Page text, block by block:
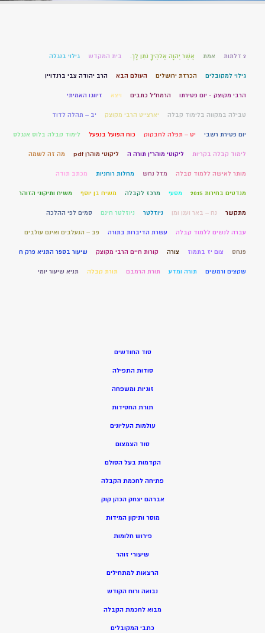
2 דלתות אמת אֲשֶׁר יְהוָה אֱלֹהֶיךָ נֹתֵן לָךְ. בית המקדש גילוי בנגלה
גילוי למקובלים הכרזת ירושלים העולם הבא הרב יהודה צבי ברנדויין
הרבי מקוצק - יום פטירתו הרמח"ל כתבים ויצא זיווגו האמיתי
טבילה במקווה בלימוד קבלה יארצייט הרבי מקוצק יב – תהלה לדוד
יום פטירת רשבי יט – תפלה לחבקוק כוח הפועל בנפעל לימוד קבלה בלוס אנגלס
לימוד קבלה בקריות ליקוטי מוהר"ן תורה ה ליקוטי מוהרן pdf מה זה לשמה
מותר לאישה ללמוד קבלה מזל נחש מחלות רוחניות מכתב תודה
מנדטים בחירות 2015 מסעי מרכז לקבלה משיח בן יוסף משיח ותיקוני הזוהר
מתקשר נח – באר וענן ומן ניוזלטר ניוזלטר חינם סמים לפי ההלכה
עברה לנשים ללמוד קבלה עשרת הדיברות בתורה פב – הנעלבים ואינם עולבים
פנחס צום יז בתמוז צורה קורות חיים הרבי מקוצק שיעור בספר התניא פרק ח
שקצים ורמשים תורה ומדע תורת הרמבם תורת קבלה תניא שיעור יומי
סוד החודשים
סודות התפילה
זוגיות ומשפחה
תורת החסידות
עולמות העליונים
סוד הצמצום
הקדמות בעל הסולם
פתיחה לחכמת הקבלה
אברהם יצחק הכהן קוק
מוסר ותיקון המידות
פירוש חלומות
שיעורי זוהר
הרצאות למתחילים
נבואה ורוח הקודש
מבוא לחכמת הקבלה
כתבי המקובלים